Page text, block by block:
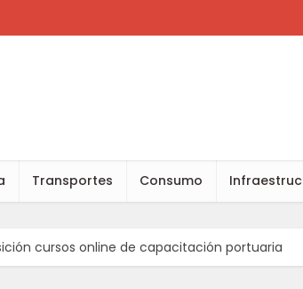
Transportes Consumo
cursos online de capacitación portuaria